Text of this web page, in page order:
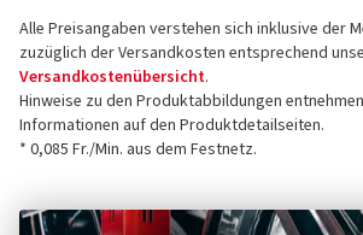
Alle Preisangaben verstehen sich inklusive der
zuzüglich der Versandkosten entsprechend
Versandkostenübersicht.
Hinweise zu den Produktabbildungen
Informationen auf den Produktdetailseiten.
* 0,085 Fr./Min. aus dem Festnetz.